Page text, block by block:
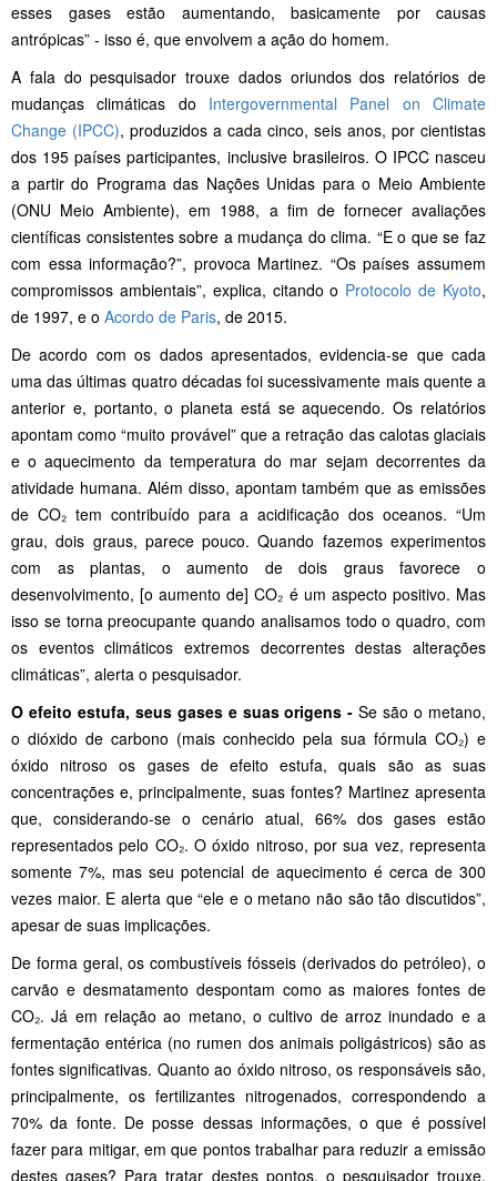
esses gases estão aumentando, basicamente por causas
antrópicas” - isso é, que envolvem a ação do homem.
A fala do pesquisador trouxe dados oriundos dos relatórios de
mudanças climáticas do Intergovernmental Panel on Climate
Change (IPCC), produzidos a cada cinco, seis anos, por cientistas
dos 195 países participantes, inclusive brasileiros. O IPCC nasceu
a partir do Programa das Nações Unidas para o Meio Ambiente
(ONU Meio Ambiente), em 1988, a fim de fornecer avaliações
científicas consistentes sobre a mudança do clima. “E o que se faz
com essa informação?”, provoca Martinez. “Os países assumem
compromissos ambientais”, explica, citando o Protocolo de Kyoto,
de 1997, e o Acordo de Paris, de 2015.
De acordo com os dados apresentados, evidencia-se que cada
uma das últimas quatro décadas foi sucessivamente mais quente a
anterior e, portanto, o planeta está se aquecendo. Os relatórios
apontam como “muito provável” que a retração das calotas glaciais
e o aquecimento da temperatura do mar sejam decorrentes da
atividade humana. Além disso, apontam também que as emissões
de CO₂ tem contribuído para a acidificação dos oceanos. “Um
grau, dois graus, parece pouco. Quando fazemos experimentos
com as plantas, o aumento de dois graus favorece o
desenvolvimento, [o aumento de] CO₂ é um aspecto positivo. Mas
isso se torna preocupante quando analisamos todo o quadro, com
os eventos climáticos extremos decorrentes destas alterações
climáticas”, alerta o pesquisador.
O efeito estufa, seus gases e suas origens - Se são o metano,
o dióxido de carbono (mais conhecido pela sua fórmula CO₂) e
óxido nitroso os gases de efeito estufa, quais são as suas
concentrações e, principalmente, suas fontes? Martinez apresenta
que, considerando-se o cenário atual, 66% dos gases estão
representados pelo CO₂. O óxido nitroso, por sua vez, representa
somente 7%, mas seu potencial de aquecimento é cerca de 300
vezes maior. E alerta que “ele e o metano não são tão discutidos”,
apesar de suas implicações.
De forma geral, os combustíveis fósseis (derivados do petróleo), o
carvão e desmatamento despontam como as maiores fontes de
CO₂. Já em relação ao metano, o cultivo de arroz inundado e a
fermentação entérica (no rumen dos animais poligástricos) são as
fontes significativas. Quanto ao óxido nitroso, os responsáveis são,
principalmente, os fertilizantes nitrogenados, correspondendo a
70% da fonte. De posse dessas informações, o que é possível
fazer para mitigar, em que pontos trabalhar para reduzir a emissão
destes gases? Para tratar destes pontos, o pesquisador trouxe,